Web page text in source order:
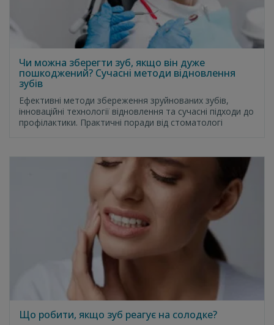
Чи можна зберегти зуб, якщо він дуже
пошкоджений? Сучасні методи відновлення
зубів
Ефективні методи збереження зруйнованих зубів,
інноваційні технології відновлення та сучасні підходи до
профілактики. Практичні поради від стоматологі
Що робити, якщо зуб реагує на солодке?